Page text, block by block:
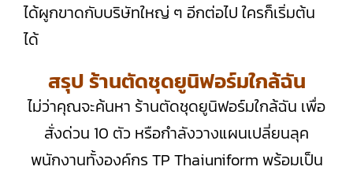
ได้ผูกขาดกับบริษัทใหญ่ ๆ อีกต่อไป ใครก็เริ่มต้น
ได้
สรุป ร้านตัดชุดยูนิฟอร์มใกล้ฉัน
ไม่ว่าคุณจะค้นหา ร้านตัดชุดยูนิฟอร์มใกล้ฉัน เพื่อ
สั่งด่วน 10 ตัว หรือกำลังวางแผนเปลี่ยนลุค
พนักงานทั้งองค์กร TP Thaiuniform พร้อมเป็น